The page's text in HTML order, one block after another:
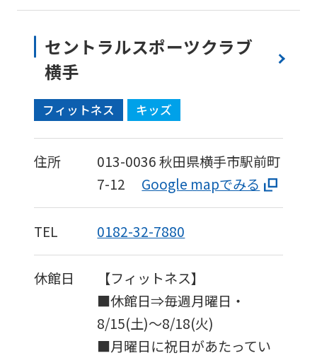
セントラルスポーツクラブ
横手
フィットネス キッズ
住所 013-0036秋田県横手市駅前町
7-12
Google mapでみる
TEL 0182-32-7880
休館日
【フィットネス】
■休館日⇒毎週月曜日・
8/15(土)～8/18(火)
■月曜日に祝日があたってい